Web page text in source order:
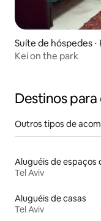
Suíte de hóspedes ⋅
Kei on the park
Destinos
Outros tipos de
Tel Aviv
Aluguéis de casas
Tel Aviv